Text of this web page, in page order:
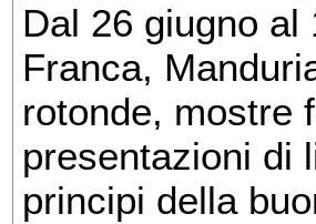
Dal 26 giugno al
Franca,
rotonde, mostre
presentazioni di
principi della